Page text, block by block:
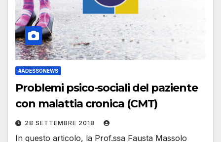
#ADESSONEWS
Problemi psico-sociali del paziente
con malattia cronica (CMT)
28 SETTEMBRE 2018
In questo articolo, la Prof.ssa Fausta Massolo